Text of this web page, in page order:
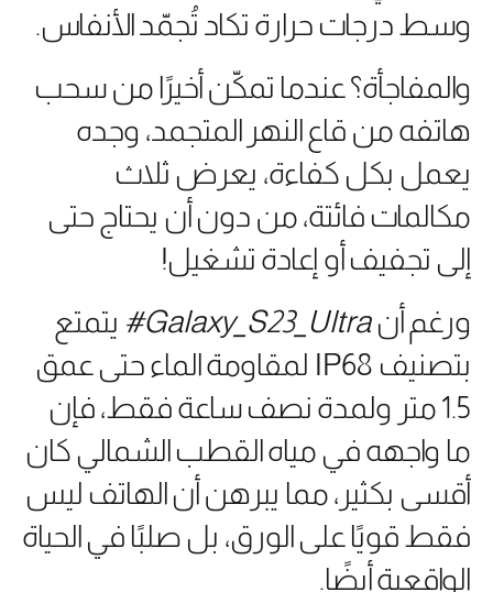
وسط درجات حرارة تكاد تُجمّد الأنفاس.
والمفاجأة؟ عندما تمكّن أخيرًا من سحب
هاتفه من قاع النهر المتجمد، وجده
يعمل بكل كفاءة، يعرض ثلاث
مكالمات فائتة، من دون أن يحتاج حتى
إلى تجفيف أو إعادة تشغيل!
ورغم أنGalaxy_S23_Ultra#
يتمتع
بتصنيف IP68 لمقاومة الماء حتى عمق
1.5 متر ولمدة نصف ساعة فقط، فإن
ما واجهه في مياه القطب الشمالي كان
أقسى بكثير، مما يبرهن أن الهاتف ليس
فقط قويًا على الورق، بل صلبًا في الحياة
الواقعية أيضًا.